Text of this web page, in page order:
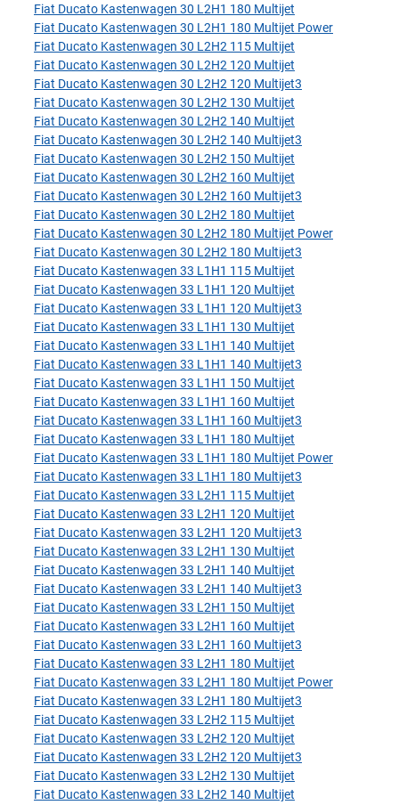
Fiat Ducato Kastenwagen 30 L2H1 180 Multijet
Fiat Ducato Kastenwagen 30 L2H1 180 Multijet Power
Fiat Ducato Kastenwagen 30 L2H2 115 Multijet
Fiat Ducato Kastenwagen 30 L2H2 120 Multijet
Fiat Ducato Kastenwagen 30 L2H2 120 Multijet3
Fiat Ducato Kastenwagen 30 L2H2 130 Multijet
Fiat Ducato Kastenwagen 30 L2H2 140 Multijet
Fiat Ducato Kastenwagen 30 L2H2 140 Multijet3
Fiat Ducato Kastenwagen 30 L2H2 150 Multijet
Fiat Ducato Kastenwagen 30 L2H2 160 Multijet
Fiat Ducato Kastenwagen 30 L2H2 160 Multijet3
Fiat Ducato Kastenwagen 30 L2H2 180 Multijet
Fiat Ducato Kastenwagen 30 L2H2 180 Multijet Power
Fiat Ducato Kastenwagen 30 L2H2 180 Multijet3
Fiat Ducato Kastenwagen 33 L1H1 115 Multijet
Fiat Ducato Kastenwagen 33 L1H1 120 Multijet
Fiat Ducato Kastenwagen 33 L1H1 120 Multijet3
Fiat Ducato Kastenwagen 33 L1H1 130 Multijet
Fiat Ducato Kastenwagen 33 L1H1 140 Multijet
Fiat Ducato Kastenwagen 33 L1H1 140 Multijet3
Fiat Ducato Kastenwagen 33 L1H1 150 Multijet
Fiat Ducato Kastenwagen 33 L1H1 160 Multijet
Fiat Ducato Kastenwagen 33 L1H1 160 Multijet3
Fiat Ducato Kastenwagen 33 L1H1 180 Multijet
Fiat Ducato Kastenwagen 33 L1H1 180 Multijet Power
Fiat Ducato Kastenwagen 33 L1H1 180 Multijet3
Fiat Ducato Kastenwagen 33 L2H1 115 Multijet
Fiat Ducato Kastenwagen 33 L2H1 120 Multijet
Fiat Ducato Kastenwagen 33 L2H1 120 Multijet3
Fiat Ducato Kastenwagen 33 L2H1 130 Multijet
Fiat Ducato Kastenwagen 33 L2H1 140 Multijet
Fiat Ducato Kastenwagen 33 L2H1 140 Multijet3
Fiat Ducato Kastenwagen 33 L2H1 150 Multijet
Fiat Ducato Kastenwagen 33 L2H1 160 Multijet
Fiat Ducato Kastenwagen 33 L2H1 160 Multijet3
Fiat Ducato Kastenwagen 33 L2H1 180 Multijet
Fiat Ducato Kastenwagen 33 L2H1 180 Multijet Power
Fiat Ducato Kastenwagen 33 L2H1 180 Multijet3
Fiat Ducato Kastenwagen 33 L2H2 115 Multijet
Fiat Ducato Kastenwagen 33 L2H2 120 Multijet
Fiat Ducato Kastenwagen 33 L2H2 120 Multijet3
Fiat Ducato Kastenwagen 33 L2H2 130 Multijet
Fiat Ducato Kastenwagen 33 L2H2 140 Multijet